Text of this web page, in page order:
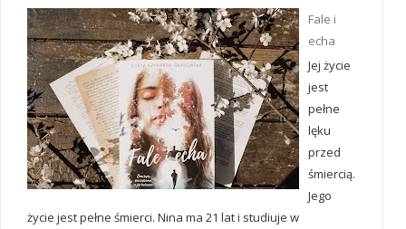
Fale i
echa
Jej życie
jest
pełne
lęku
przed
śmiercią.
Jego
życie jest pełne śmierci. Nina ma 21 lat i studiuje w